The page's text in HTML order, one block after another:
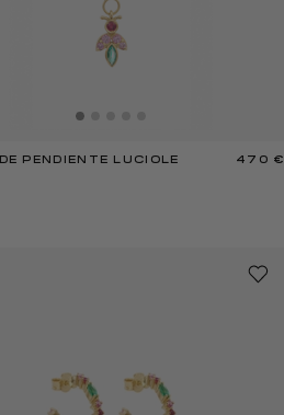
PENDIENTE LUCIOLE 470 €